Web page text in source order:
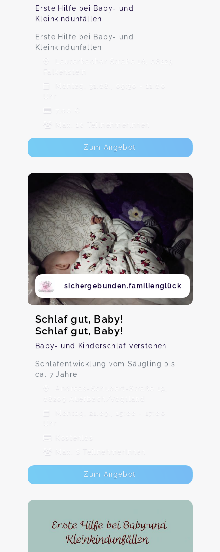
Erste Hilfe bei Baby- und
Kleinkindunfällen
Erste Hilfe bei Baby- und
Kleinkindunfällen
Lauterbacher Straße 16, 08223
Falkenstein
Montag, 31.08., 09:30 - 11:00
7,00 €
Max. 10 TeilnehmerInnen
Zum Angebot
sichergebunden.familienglück
Schlaf gut, Baby!
Schlaf gut, Baby!
Baby- und Kinderschlaf verstehen
Schlafentwicklung vom Säugling bis
ca. 7 Jahre
Andreas-Schubert-Straße 19,
08209 Auerbach/Vogtland
Montag, 21.09., 15:00 - 17:00
Max. 8 TeilnehmerInnen
Zum Angebot